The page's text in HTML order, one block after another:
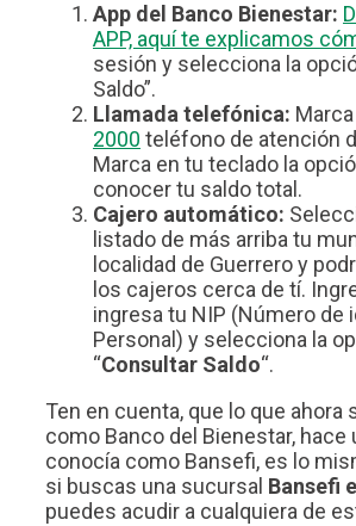
App del Banco Bienestar:
APP, aquí te explicamos
sesión y selecciona la
Saldo”.
Llamada telefónica: Marca
2000 teléfono de atención
Marca en tu teclado la
conocer tu saldo total.
Cajero automático:
listado de más arriba tu
localidad de Guerrero y
los cajeros cerca de tí.
ingresa tu NIP (Número de
Personal) y selecciona la
“Consultar Saldo“.
Ten en cuenta, que lo que ahora
como Banco del Bienestar, hace
conocía como Bansefi, es lo
si buscas una sucursal Bansefi
puedes acudir a cualquiera de